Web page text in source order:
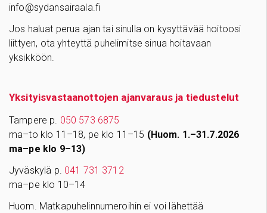
info@sydansairaala.fi
Jos haluat perua ajan tai sinulla on kysyttävää hoitoosi
liittyen, ota yhteyttä puhelimitse sinua hoitavaan
yksikköön.
Yksityisvastaanottojen ajanvaraus ja tiedustelut
Tampere p. 050 573 6875
ma–to klo 11–18, pe klo 11–15 (Huom. 1.–31.7.2026
ma–pe klo 9–13)
Jyväskylä p. 041 731 3712
ma–pe klo 10–14
Huom. Matkapuhelinnumeroihin ei voi lähettää